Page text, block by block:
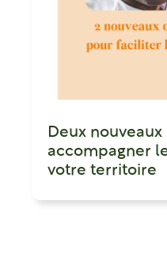
Deux
accompagner
votre territoire